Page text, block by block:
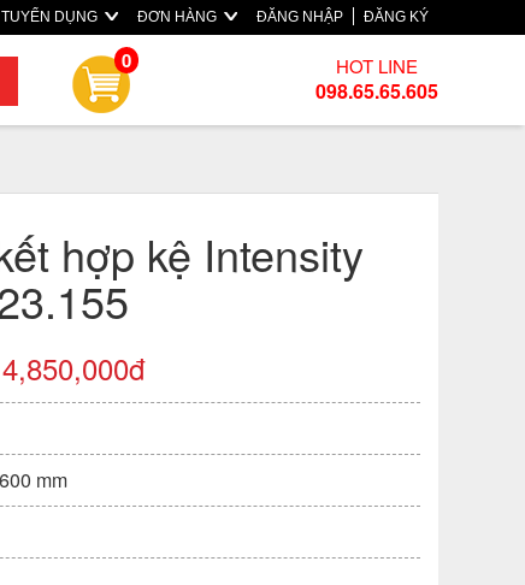
TUYỂN DỤNG ĐƠN HÀNG ĐĂNG NHẬP ĐĂNG KÝ
0 HOT LINE
098.65.65.605
hợp kệ Intensity
4,850,000đ
mm